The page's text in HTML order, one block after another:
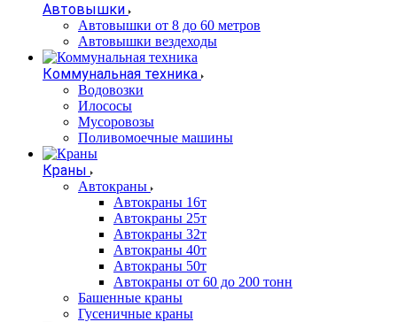
Автовышки
Автовышки от 8 до 60 метров
Автовышки вездеходы
Коммунальная техника
Водовозки
Илососы
Мусоровозы
Поливомоечные машины
Краны
Автокраны
Автокраны 16т
Автокраны 25т
Автокраны 32т
Автокраны 40т
Автокраны 50т
Автокраны от 60 до 200 тонн
Башенные краны
Гусеничные краны